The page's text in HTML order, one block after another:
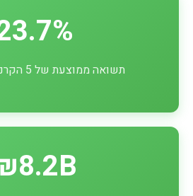
תשואה ממוצעת של 5 הקרנות המובילות